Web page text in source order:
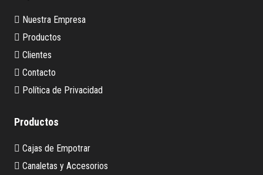
Nuestra Empresa
Productos
Clientes
Contacto
Política de Privacidad
Productos
Cajas de Empotrar
Canaletas y Accesorios